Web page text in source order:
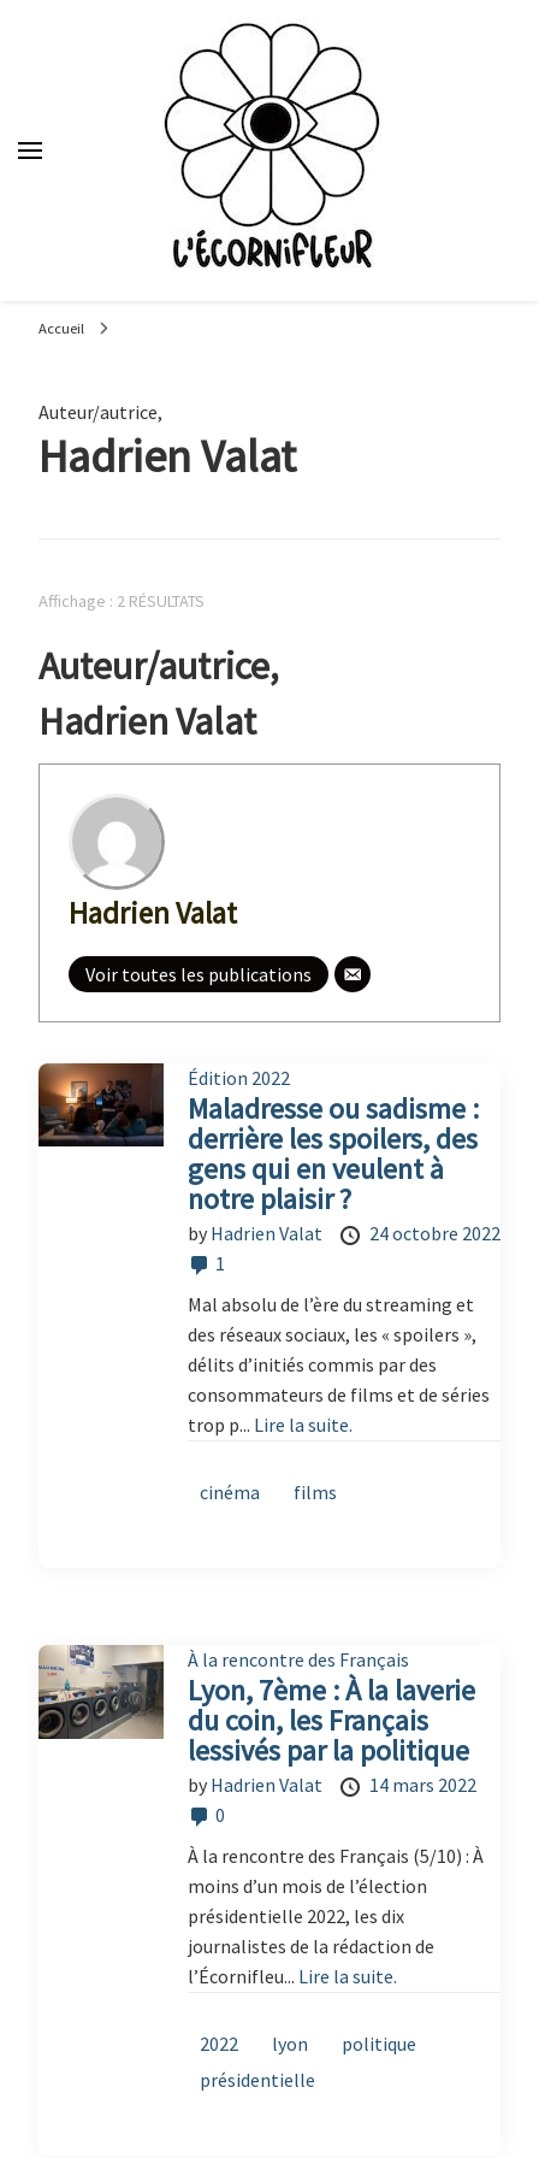
Accueil
Auteur/autrice,
Hadrien Valat
Affichage : 2 RÉSULTATS
Auteur/autrice,
Hadrien Valat
Hadrien Valat
Voir toutes les publications
Édition 2022
Maladresse ou sadisme :
derrière les spoilers, des
gens qui en veulent à
notre plaisir ?
by Hadrien Valat
24 octobre 2022
1
Mal absolu de l’ère du streaming et
des réseaux sociaux, les « spoilers »,
délits d’initiés commis par des
consommateurs de films et de séries
trop p... Lire la suite.
cinéma films
À la rencontre des Français
Lyon, 7ème : À la laverie
du coin, les Français
lessivés par la politique
by Hadrien Valat
14 mars 2022
0
À la rencontre des Français (5/10) : À
moins d’un mois de l’élection
présidentielle 2022, les dix
journalistes de la rédaction de
l’Écornifleu... Lire la suite.
2022 lyon
politique
présidentielle